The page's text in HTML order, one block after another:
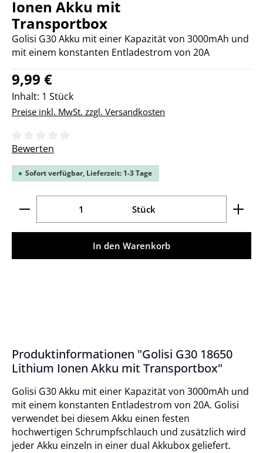
Ionen Akku mit
Transportbox
Golisi G30 Akku mit einer Kapazität von 3000mAh und
mit einem konstanten Entladestrom von 20A
Regulärer Preis:
9,99 €
Inhalt: 1 Stück
Preise inkl. MwSt. zzgl. Versandkosten
Durchschnittliche Bewertung von 0 von 5 Sternen
Bewerten
Sofort verfügbar, Lieferzeit: 1-3 Tage
Produkt Anzahl: Gib den gewünschten Wert ein
Stück
In den Warenkorb
Produktinformationen "Golisi G30 18650
Lithium Ionen Akku mit Transportbox"
Golisi G30 Akku mit einer Kapazität von 3000mAh und
mit einem konstanten Entladestrom von 20A. Golisi
verwendet bei diesem Akku einen festen
hochwertigen Schrumpfschlauch und zusätzlich wird
jeder Akku einzeln in einer dual Akkubox geliefert.